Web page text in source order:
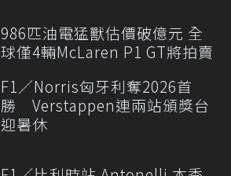
986匹油電猛獸估價破億元 全
球僅4輛McLaren P1 GT將拍賣
F1／Norris匈牙利奪2026首
勝 Verstappen連兩站頒獎台
迎暑休